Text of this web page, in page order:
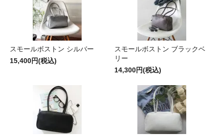
スモールボストン シルバー
15,400円(税込)
スモールボストン ブラックベ
リー
14,300円(税込)